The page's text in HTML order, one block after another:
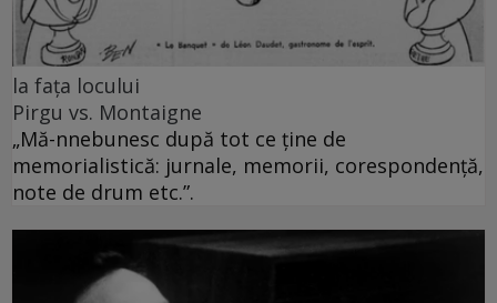
la fața locului
Pirgu vs. Montaigne
„Mă-nnebunesc după tot ce ţine de
memorialistică: jurnale, memorii, corespondenţă,
note de drum etc.”.